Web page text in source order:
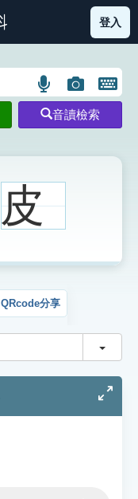
部首索引表圖示
登入
語
言
搜
示
圖
片
搜
開
鍵
圖
音讀檢索
皮
QRcode分享
切換